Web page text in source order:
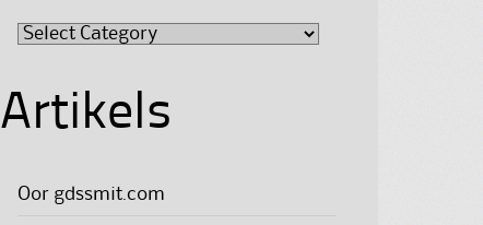
Kategorie
Artikels
Oor gdssmit.com